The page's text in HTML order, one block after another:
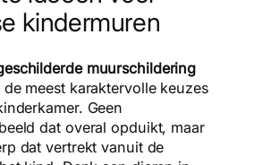
kindermuren
muurschildering
de meest karaktervolle keuzes
Geen
dat overal opduikt, maar
dat vertrekt vanuit de